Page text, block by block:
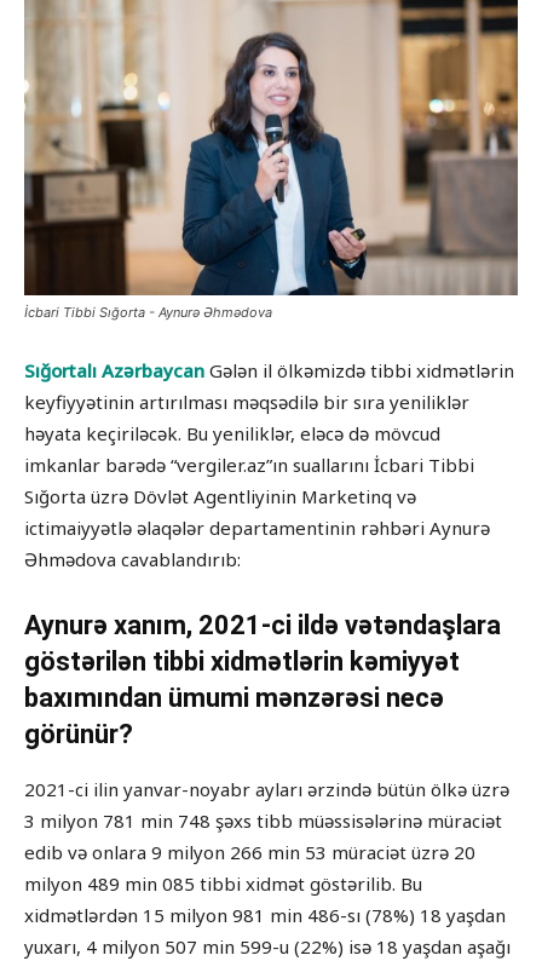
İcbari Tibbi Sığorta - Aynurə Əhmədova
Sığortalı Azərbaycan Gələn il ölkəmizdə tibbi xidmətlərin
keyfiyyətinin artırılması məqsədilə bir sıra yeniliklər
həyata keçiriləcək. Bu yeniliklər, eləcə də mövcud
imkanlar barədə “vergiler.az”ın suallarını İcbari Tibbi
Sığorta üzrə Dövlət Agentliyinin Marketinq və
ictimaiyyətlə əlaqələr departamentinin rəhbəri Aynurə
Əhmədova cavablandırıb:
Aynurə xanım, 2021-ci ildə vətəndaşlara
göstərilən tibbi xidmətlərin kəmiyyət
baxımından ümumi mənzərəsi necə
görünür?
2021-ci ilin yanvar-noyabr ayları ərzində bütün ölkə üzrə
3 milyon 781 min 748 şəxs tibb müəssisələrinə müraciət
edib və onlara 9 milyon 266 min 53 müraciət üzrə 20
milyon 489 min 085 tibbi xidmət göstərilib. Bu
xidmətlərdən 15 milyon 981 min 486-sı (78%) 18 yaşdan
yuxarı, 4 milyon 507 min 599-u (22%) isə 18 yaşdan aşağı